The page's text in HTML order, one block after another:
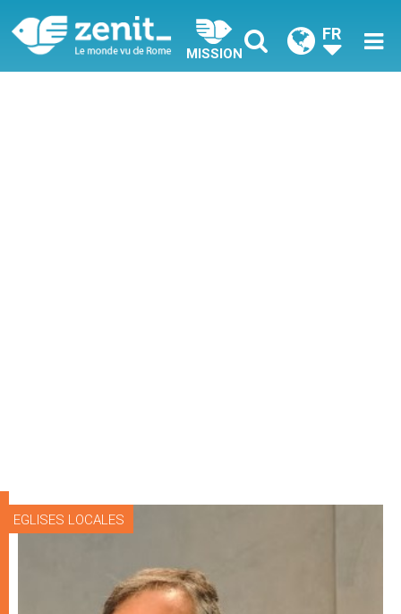
MISSION
FR
EGLISES LOCALES